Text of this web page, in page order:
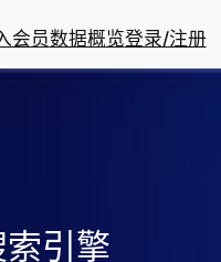
会员数据概览登录/注册
引擎